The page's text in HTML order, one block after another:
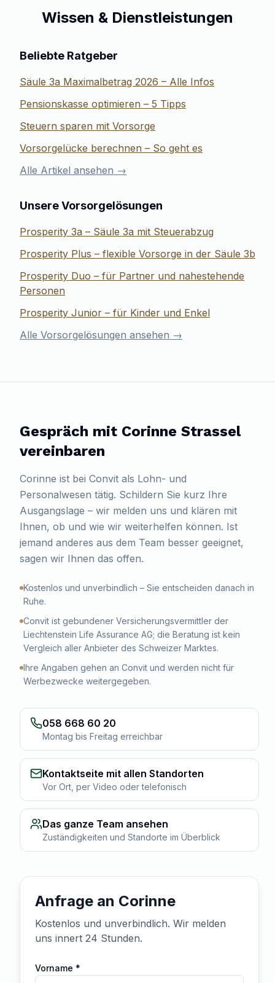
Wissen & Dienstleistungen
Beliebte Ratgeber
Säule 3a Maximalbetrag 2026 – Alle Infos
Pensionskasse optimieren – 5 Tipps
Steuern sparen mit Vorsorge
Vorsorgelücke berechnen – So geht es
Alle Artikel ansehen →
Unsere Vorsorgelösungen
Prosperity 3a – Säule 3a mit Steuerabzug
Prosperity Plus – flexible Vorsorge in der Säule 3b
Prosperity Duo – für Partner und nahestehende
Personen
Prosperity Junior – für Kinder und Enkel
Alle Vorsorgelösungen ansehen →
Gespräch mit Corinne Strassel
vereinbaren
Corinne ist bei Convit als Lohn- und
Personalwesen tätig. Schildern Sie kurz Ihre
Ausgangslage – wir melden uns und klären mit
Ihnen, ob und wie wir weiterhelfen können. Ist
jemand anderes aus dem Team besser geeignet,
sagen wir Ihnen das offen.
Kostenlos und unverbindlich – Sie entscheiden danach in
Ruhe.
Convit ist gebundener Versicherungsvermittler der
Liechtenstein Life Assurance AG; die Beratung ist kein
Vergleich aller Anbieter des Schweizer Marktes.
Ihre Angaben gehen an Convit und werden nicht für
Werbezwecke weitergegeben.
058 668 60 20
Montag bis Freitag erreichbar
Kontaktseite mit allen Standorten
Vor Ort, per Video oder telefonisch
Das ganze Team ansehen
Zuständigkeiten und Standorte im Überblick
Anfrage an Corinne
Kostenlos und unverbindlich. Wir melden
uns innert 24 Stunden.
Vorname *